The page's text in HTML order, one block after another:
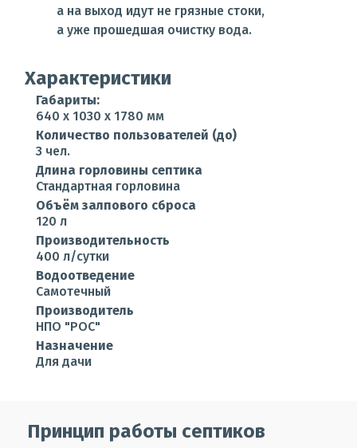
а на выход идут не грязные стоки,
а уже прошедшая очистку вода.
Характеристики
Габариты:
640 x 1030 x 1780 мм
Количество пользователей (до)
3 чел.
Длина горловины септика
Стандартная горловина
Объём залпового сброса
120 л
Производительность
400 л/сутки
Водоотведение
Самотечный
Производитель
НПО "РОС"
Назначение
Для дачи
Принцип работы септиков